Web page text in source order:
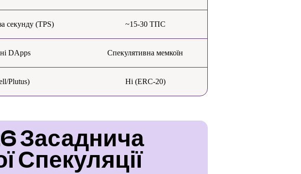
секунду (TPS) ~15-30 ТПС
DApps Спекулятивна мемкоїн
Plutus) Ні (ERC-20)
Засаднича
Спекуляції